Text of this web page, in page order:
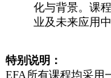
化与背景。课
业及未来应用
特别说明：
EFA所有课程均采用